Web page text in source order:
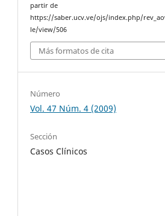
partir de
https://saber.ucv.ve/ojs/index.php/
le/view/506
Más formatos de cita
Número
Vol. 47 Núm. 4 (2009)
Sección
Casos Clínicos